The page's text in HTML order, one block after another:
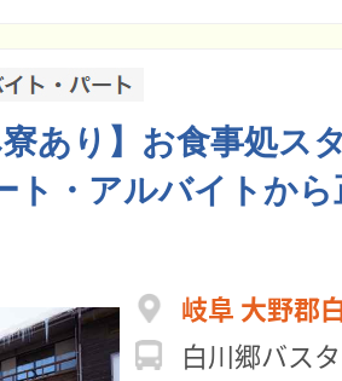
寮あり】お食事処ス
ト・アルバイトから
岐阜 大野郡
白川郷バス